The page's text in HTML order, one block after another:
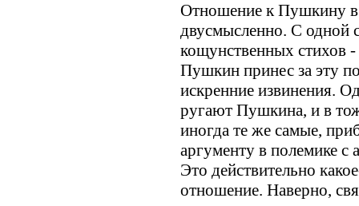
Отношение к Пушкину в
двусмысленно. С одной
кощунственных стихов
Пушкин принес за эту
искренние извинения.
ругают Пушкина, и в
иногда те же самые,
аргументу в полемике с
Это действительно
отношение. Наверно,